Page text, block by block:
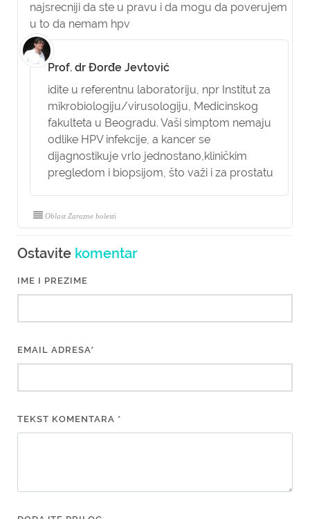
najsrecniji da ste u pravu i da mogu da poverujem
u to da nemam hpv
Prof. dr Đorđe Jevtović
idite u referentnu laboratoriju, npr Institut za
mikrobiologiju/virusologiju, Medicinskog
fakulteta u Beogradu. Vaši simptom nemaju
odlike HPV infekcije, a kancer se
dijagnostikuje vrlo jednostano,kliničkim
pregledom i biopsijom, što važi i za prostatu
Oblast Zarazne bolesti
Ostavite komentar
IME I PREZIME
EMAIL ADRESA*
TEKST KOMENTARA *